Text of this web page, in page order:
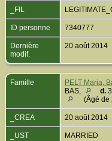
_FIL
ID personne 7340777
Dernière
modif.
20 août 2014
Famille PELT Maria,
BAS,
d.
(Âgé de
_CREA 20 août 2014
_UST MARRIED